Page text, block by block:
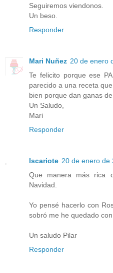
Seguiremos viendonos.
Un beso.
Responder
Mari Nuñez 20 de enero
Te felicito porque ese
parecido a una receta
bien porque dan ganas
Un Saludo,
Mari
Responder
Iscariote 20 de enero de
Que manera más rica
Navidad.
Yo pensé hacerlo con
sobró me he quedado
Un saludo Pilar
Responder